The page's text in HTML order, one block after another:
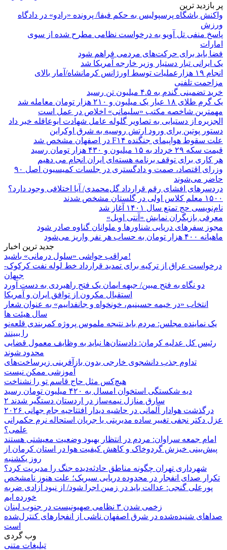
پر بازدید ترین
واکنش باشگاه پرسپولیس به حکم فیفا/ پرونده «رادو» در دادگاه
ورزش
پاسخ منفی تل آویو به درخواست نظامی مطرح شده از سوی
امارات
فضا باید برای حرکت‌های مردمی فراهم شود
یک ایرانی تبار دستیار وزیر خارجه آمریکا شد
انجام ۱۹ هزارعملیات توسط اورژانس کرمانشاه/آمار بالای
مزاحمت تلفنی
خرید تضمینی گندم به ۴.۵ میلیون تن رسید
یک گرم طلای ۱۸ عیار یک میلیون و ۲۱۰ هزار تومان معامله شد
مهمترین شاخصه مکتب «سلیمانی» اخلاص در عمل است
الجزیره از دستیابی به تصاویر گلوله عامل شهادت ابوعاقله خبر داد
دستور پوتین برای ورود ارتش روسیه به شرق اوکراین
علت سقوط هواپیمای جنگنده F۱۴ در اصفهان مشخص شد
قیمت سکه ۲۹ خرداد به ۱۵ میلیون و ۴۳۰ هزار تومان رسید
هر کاری برای توقف برنامه هسته‌ای ایران انجام می دهیم
وزرای اقتصاد، صمت و دادگستری در جلسات کمیسیون اصل ۹۰
حاضر می‌شوند
دردسرهای افشای رقم قرارداد گل‌محمدی/ آیا اختلافی وجود دارد؟
۱۵۰۰ معلم کلاس اولی در گلستان مشخص شدند
نام‌نویسی حج تمتع سال ۱۴۰۱ آغاز شد
معرفی بازیگران نمایش «آنتی اویل»
مجوز سفرهای دریایی شناورها و ملوانان گناوه صادر شود
ماهیانه ۴۰۰ هزار تومان به حساب هر نفر واریز می‌شود
جدید ترین اخبار
مراقب حواشی «سلول درمانی» باشید!
درخواست عراق از ترکیه برای تمدید قرارداد خط لوله نفت کرکوک-
جیهان
دو نگاه به فتح مبین/ جبهه ایمان یک فتح راهبردی به دست آورد
استقبال مکرون از توافق ایران و آمریکا
انتخاب «در خیمه حسینیم، خونخواه و جانفداییم» به عنوان شعار
سال هیئت ها
یک نماینده مجلس: مردم باید نتیجه ملموس پروژه کمربندی قلعه‌نو
را ببینند
رئیس کل عدلیه کرمان: دادستان‌ها نباید به وظایف معمول قضایی
محدود شوند
تداوم جذب دانشجوی خارجی بدون بازآفرینی زیرساخت‌های
آموزشی ممکن نیست
هیچ‌کس مثل حاج قاسم تو را نشناخت
دیه شکستگی استخوان امسال به ۴۲۰ میلیون تومان رسید
۲ سارق منازل نیمه‌ساز در اردستان دستگیر شدند
درگذشت هوادار آلمانی در حاشیه دیدار افتتاحیه جام جهانی ۲۰۲۶
عزل دکتر نجفی تغییر ساده مدیریتی یا جریان استحاله نرم حکمرانی
علمی؟
امام جمعه سراوان: مردم در انتظار بهبود وضعیت معیشتی هستند
پیش‌بینی خیزش گردوخاک و کاهش کیفیت هوا در استان کرمان از
روز یکشنبه
شهرداری تهران چگونه مناطق حادثه‌دیده جنگ را مدیریت کرد؟
تکرار صدای انفجار در محدوده دریایی سیریک؛ علت هنوز نامشخص
پورعلی گنجی: عدالت باید در زمین اجرا شود/ از نبود آزادی ضربه
خورده ایم
زخمی شدن ۳ نظامی صهیونیست در جنوب لبنان
صداهای شنیده‌شده در شرق اصفهان ناشی از انفجارهای کنترل‌شده
است
وب گردی
تبلیغات متنی